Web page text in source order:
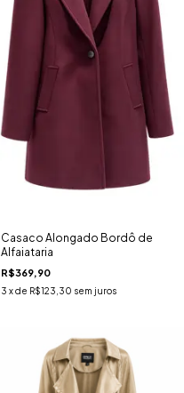
Casaco Alongado Bordô de
Alfaiataria
R$369,90
3 x de R$123,30 sem juros